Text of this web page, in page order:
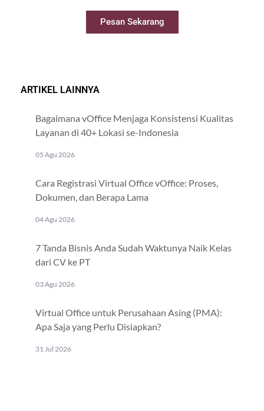
Pesan Sekarang
ARTIKEL LAINNYA
Bagaimana vOffice Menjaga Konsistensi Kualitas
Layanan di 40+ Lokasi se-Indonesia
05 Agu 2026
Cara Registrasi Virtual Office vOffice: Proses,
Dokumen, dan Berapa Lama
04 Agu 2026
7 Tanda Bisnis Anda Sudah Waktunya Naik Kelas
dari CV ke PT
03 Agu 2026
Virtual Office untuk Perusahaan Asing (PMA):
Apa Saja yang Perlu Disiapkan?
31 Jul 2026